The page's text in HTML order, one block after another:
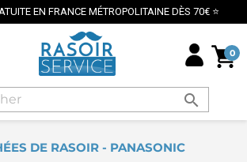
EN FRANCE MÉTROPOLITAINE DÈS 70€ ⭐
0
search
DE RASOIR - PANASONIC